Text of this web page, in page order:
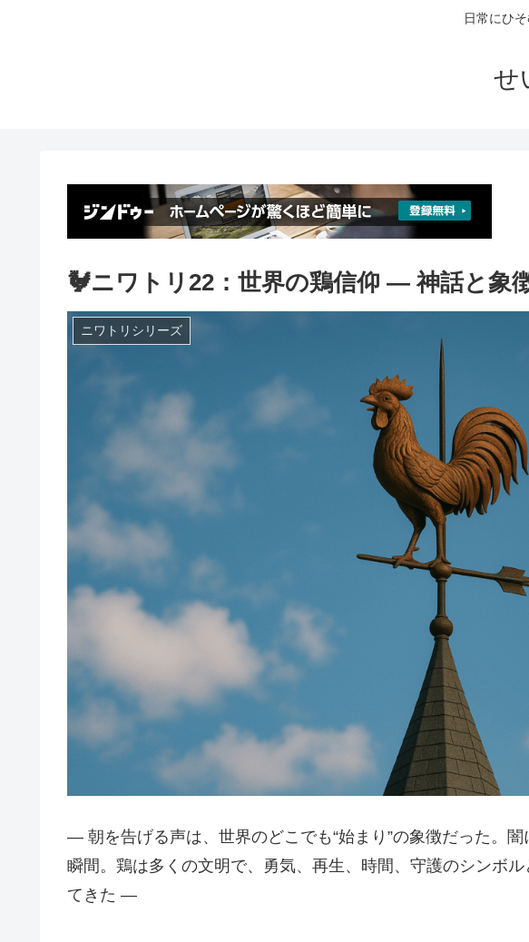
日常にひ
せ
🐓ニワトリ22：世界の鶏信仰 ― 神話と象
ニワトリシリーズ
― 朝を告げる声は、世界のどこでも“始まり”の象徴だった。
瞬間。鶏は多くの文明で、勇気、再生、時間、守護のシンボ
てきた ―